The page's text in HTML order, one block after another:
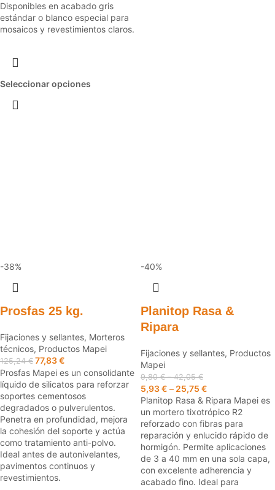
Disponibles en acabado gris
estándar o blanco especial para
mosaicos y revestimientos claros.
Seleccionar opciones
-38%
Prosfas 25 kg.
Fijaciones y sellantes, Morteros
técnicos, Productos Mapei
125,24€ 77,83€
Prosfas Mapei es un consolidante
líquido de silicatos para reforzar
soportes cementosos
degradados o pulverulentos.
Penetra en profundidad, mejora
la cohesión del soporte y actúa
como tratamiento anti-polvo.
Ideal antes de autonivelantes,
pavimentos continuos y
revestimientos.
-40%
Planitop Rasa &
Ripara
Fijaciones y sellantes, Productos
Mapei
9,80€–42,05€
5,93€ – 25,75 €
Planitop Rasa & Ripara Mapei es
un mortero tixotrópico R2
reforzado con fibras para
reparación y enlucido rápido de
hormigón. Permite aplicaciones
de 3 a 40 mm en una sola capa,
con excelente adherencia y
acabado fino. Ideal para